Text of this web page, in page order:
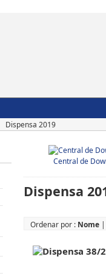
Dispensa 2019
Central de
Dispensa
Ordenar por : Nome |